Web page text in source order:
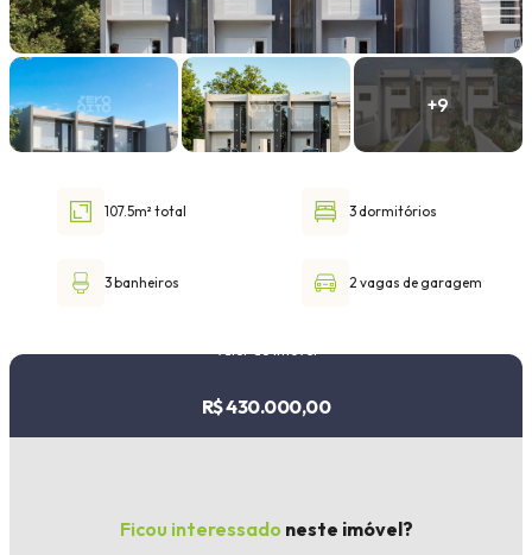
Faixa de valor
30.000,00até1.000.000,00 ou +
107.5m² total 3 dormitórios
3 banheiros 2 vagas de garagem
R$ 430.000,00
Ficou interessado neste imóvel?